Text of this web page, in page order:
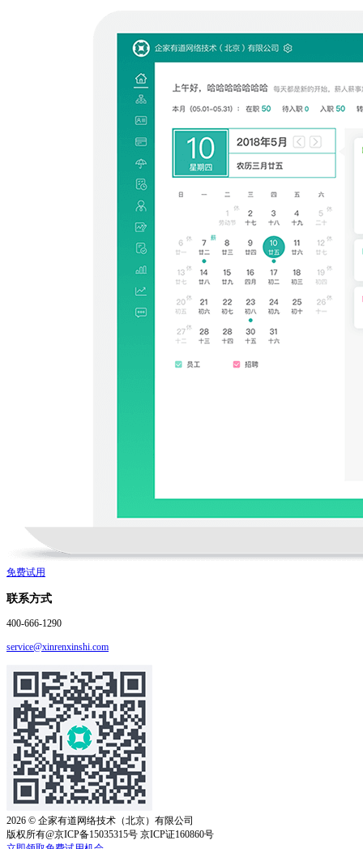
免费试用
联系方式
400-666-1290
service@xinrenxinshi.com
2026 © 企家有道网络技术（北京）有限公司
版权所有@京ICP备15035315号 京ICP证160860号